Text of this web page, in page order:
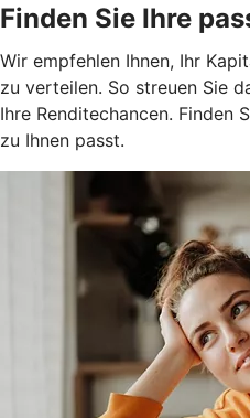
Finden Sie Ihre
Wir empfehlen Ihnen, Ihr
zu verteilen. So streuen Sie
Ihre Renditechancen. Finden
zu Ihnen passt.